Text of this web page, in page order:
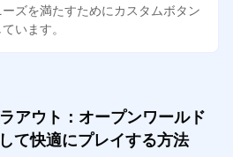
ズを満たすためにカスタムボタン
います。
アウト：オープンワールド
て快適にプレイする方法